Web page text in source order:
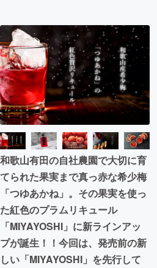
和歌山有田の自社農園で大切に育
てられた果実まで真っ赤な希少梅
「つゆあかね」。その果実を使っ
た紅色のプラムリキュール
「MIYAYOSHI」に新ラインアッ
プが誕生！！今回は、発売前の新
しい「MIYAYOSHI」を先行して